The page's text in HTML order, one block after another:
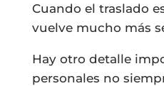
Cuando el traslado
vuelve mucho más
Hay otro detalle
personales no